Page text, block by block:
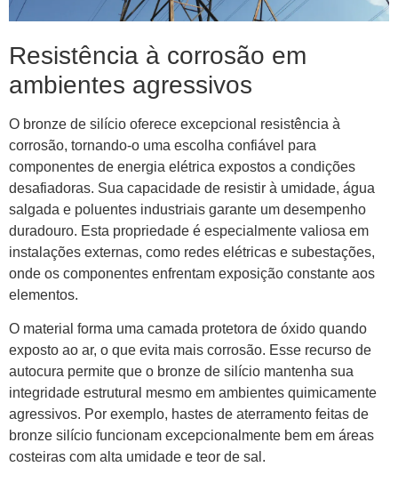
Resistência à corrosão em
ambientes agressivos
O bronze de silício oferece excepcional resistência à
corrosão, tornando-o uma escolha confiável para
componentes de energia elétrica expostos a condições
desafiadoras. Sua capacidade de resistir à umidade, água
salgada e poluentes industriais garante um desempenho
duradouro. Esta propriedade é especialmente valiosa em
instalações externas, como redes elétricas e subestações,
onde os componentes enfrentam exposição constante aos
elementos.
O material forma uma camada protetora de óxido quando
exposto ao ar, o que evita mais corrosão. Esse recurso de
autocura permite que o bronze de silício mantenha sua
integridade estrutural mesmo em ambientes quimicamente
agressivos. Por exemplo, hastes de aterramento feitas de
bronze silício funcionam excepcionalmente bem em áreas
costeiras com alta umidade e teor de sal.